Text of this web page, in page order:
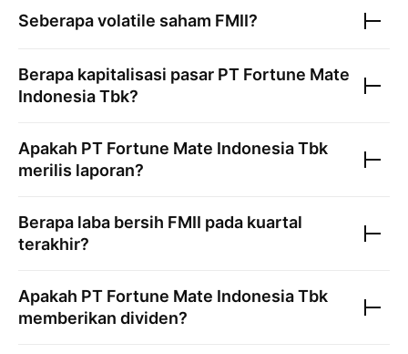
Seberapa volatile saham FMII?
Berapa kapitalisasi pasar PT Fortune Mate
Indonesia Tbk?
Apakah PT Fortune Mate Indonesia Tbk
merilis laporan?
Berapa laba bersih FMII pada kuartal
terakhir?
Apakah PT Fortune Mate Indonesia Tbk
memberikan dividen?